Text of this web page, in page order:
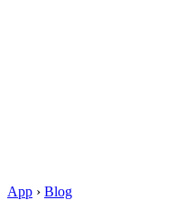
App › Blog